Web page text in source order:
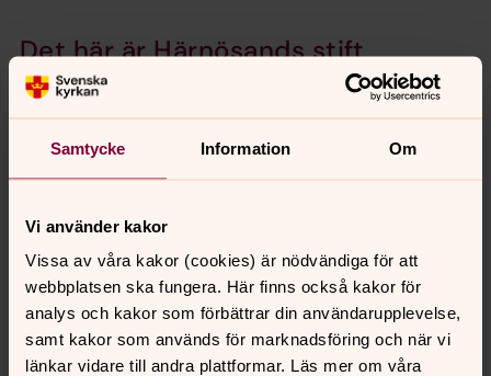
Samtycke Information Om
Vi använder kakor
Vissa av våra kakor (cookies) är nödvändiga för att
webbplatsen ska fungera. Här finns också kakor för
analys och kakor som förbättrar din användarupplevelse,
samt kakor som används för marknadsföring och när vi
länkar vidare till andra plattformar. Läs mer om våra
Det här är Härnösands stift
Härnösands stift är ett av Svenska kyrkans tretton stift
och består geografiskt av Jämtland, Härjedalen,
att stödja församlingarna. Klicka här för att få mer fakta
om Härnösands stift.
Lediga jobb i församlingar, pastorat
och stift i Sverige
Här finns en del av de utannonserade tjänsterna i
församlingar, pastorat och stift.